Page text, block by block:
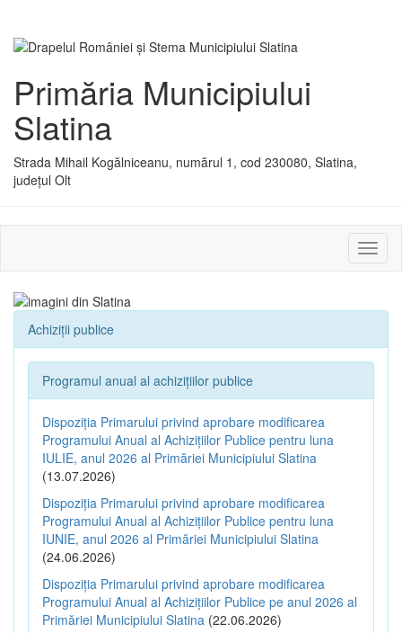
Primăria Municipiului
Slatina
Strada Mihail Kogălniceanu, numărul 1, cod 230080, Slatina,
județul Olt
sau
Achiziții publice
Programul anual al achizițiilor publice
Dispoziția Primarului privind aprobare modificarea
Programului Anual al Achizițiilor Publice pentru luna
IULIE, anul 2026 al Primăriei Municipiului Slatina
(13.07.2026)
Dispoziția Primarului privind aprobare modificarea
Programului Anual al Achizițiilor Publice pentru luna
IUNIE, anul 2026 al Primăriei Municipiului Slatina
(24.06.2026)
Dispoziția Primarului privind aprobare modificarea
Programului Anual al Achizițiilor Publice pe anul 2026 al
Primăriei Municipiului Slatina (22.06.2026)